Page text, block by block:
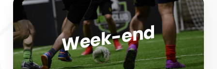
Week-end